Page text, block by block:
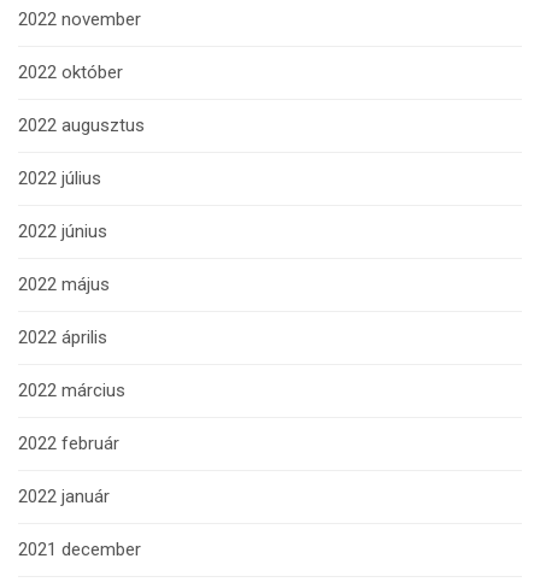
2022 november
2022 október
2022 augusztus
2022 július
2022 június
2022 május
2022 április
2022 március
2022 február
2022 január
2021 december